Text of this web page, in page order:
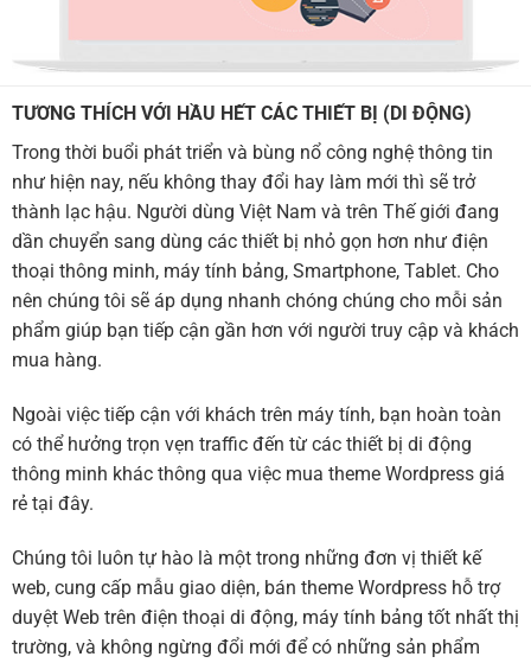
TƯƠNG THÍCH VỚI HẦU HẾT CÁC THIẾT BỊ (DI ĐỘNG)
Trong thời buổi phát triển và bùng nổ công nghệ thông tin
như hiện nay, nếu không thay đổi hay làm mới thì sẽ trở
thành lạc hậu. Người dùng Việt Nam và trên Thế giới đang
dần chuyển sang dùng các thiết bị nhỏ gọn hơn như điện
thoại thông minh, máy tính bảng, Smartphone, Tablet. Cho
nên chúng tôi sẽ áp dụng nhanh chóng chúng cho mỗi sản
phẩm giúp bạn tiếp cận gần hơn với người truy cập và khách
mua hàng.
Ngoài việc tiếp cận với khách trên máy tính, bạn hoàn toàn
có thể hưởng trọn vẹn traffic đến từ các thiết bị di động
thông minh khác thông qua việc mua theme Wordpress giá
rẻ tại đây.
Chúng tôi luôn tự hào là một trong những đơn vị thiết kế
web, cung cấp mẫu giao diện, bán theme Wordpress hỗ trợ
duyệt Web trên điện thoại di động, máy tính bảng tốt nhất thị
trường, và không ngừng đổi mới để có những sản phẩm